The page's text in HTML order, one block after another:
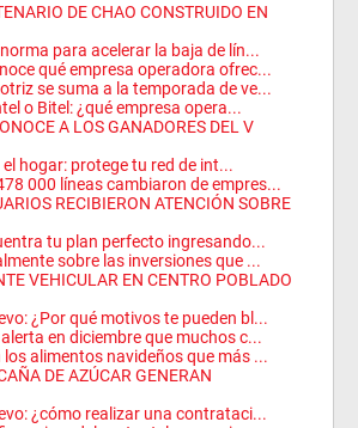
DE CHAO CONSTRUIDO EN
para acelerar la baja de lín...
qué empresa operadora ofrec...
se suma a la temporada de ve...
o Bitel: ¿qué empresa opera...
A LOS GANADORES DEL V
hogar: protege tu red de int...
000 líneas cambiaron de empres...
RECIBIERON ATENCIÓN SOBRE
tu plan perfecto ingresando...
sobre las inversiones que ...
VEHICULAR EN CENTRO POBLADO
¿Por qué motivos te pueden bl...
en diciembre que muchos c...
los alimentos navideños que más ...
DE AZÚCAR GENERAN
¿cómo realizar una contrataci...